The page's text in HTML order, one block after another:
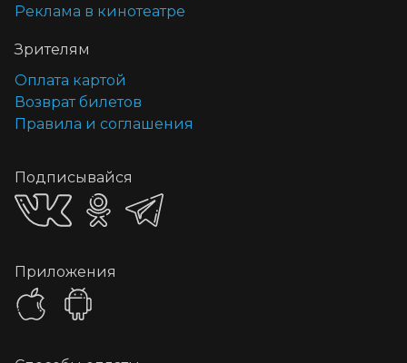
Реклама в кинотеатре
Зрителям
Оплата картой
Возврат билетов
Правила и соглашения
Подписывайся
Приложения